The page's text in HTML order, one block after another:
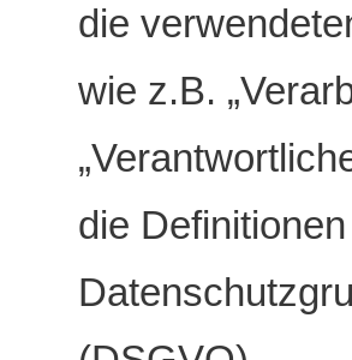
die
wie z.B.
die